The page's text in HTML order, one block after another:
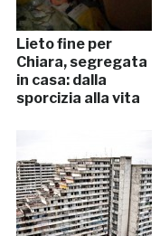
Lieto fine per
Chiara, segregata
in casa: dalla
sporcizia alla vita